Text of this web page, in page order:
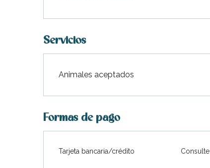
Servicios
Animales aceptados
Formas de pago
Tarjeta bancaria/crédito Consulte